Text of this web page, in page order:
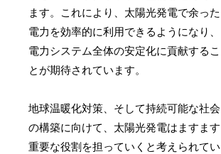
ます。これにより、太陽光発電で余った
電力を効率的に利用できるようになり、
電力システム全体の安定化に貢献するこ
とが期待されています。
地球温暖化対策、そして持続可能な社会
の構築に向けて、太陽光発電はますます
重要な役割を担っていくと考えられてい